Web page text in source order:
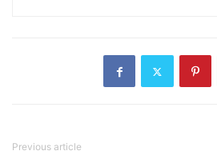
Previous article